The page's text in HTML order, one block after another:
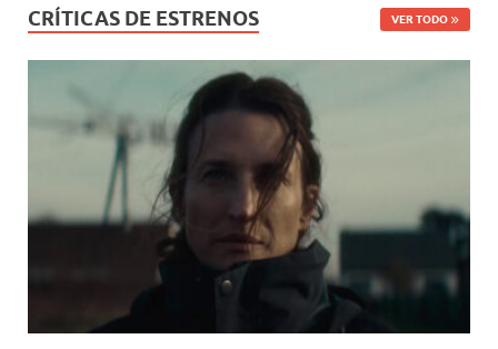
CRÍTICAS DE ESTRENOS VER TODO